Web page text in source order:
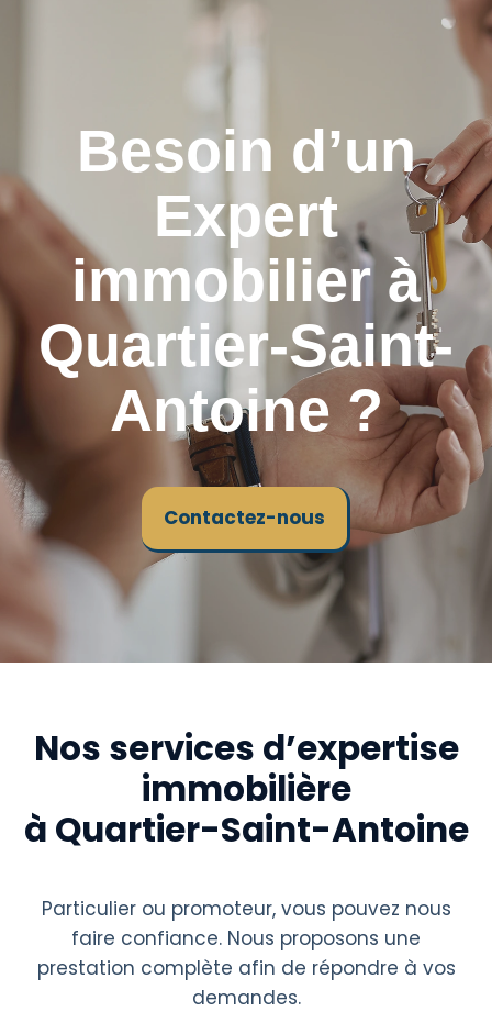
Besoin d’un
Expert
immobilier à
Quartier-Saint-
Antoine ?
Contactez-nous
Nos services d’expertise
immobilière
à Quartier-Saint-Antoine
Particulier ou promoteur, vous pouvez nous
faire confiance. Nous proposons une
prestation complète afin de répondre à vos
demandes.